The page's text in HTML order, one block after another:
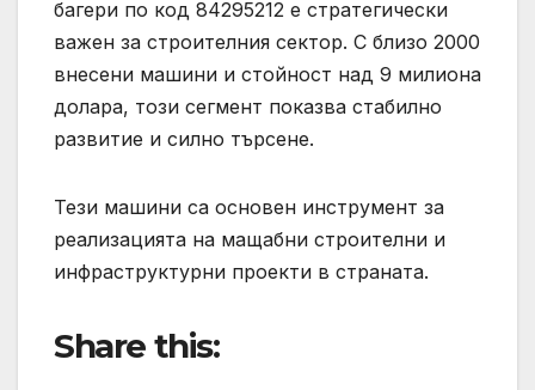
багери по код 84295212 е стратегически
важен за строителния сектор. С близо 2000
внесени машини и стойност над 9 милиона
долара, този сегмент показва стабилно
развитие и силно търсене.
Тези машини са основен инструмент за
реализацията на мащабни строителни и
инфраструктурни проекти в страната.
Share this: